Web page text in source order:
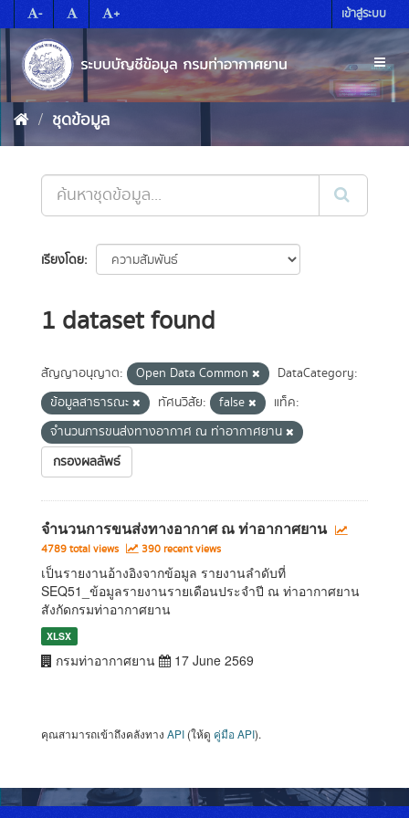
to
content
- + เข้าสู่ระบบ
ชุดข้อมูล
เรียงโดย
1 dataset found
สัญญาอนุญาต: Open Data Common
DataCategory:
ข้อมูลสาธารณะ
ทัศนวิสัย: false
แท็ค:
จำนวนการขนส่งทางอากาศ ณ ท่าอากาศยาน
กรองผลลัพธ์
จำนวนการขนส่งทางอากาศ ณ ท่าอากาศยาน
4789 total views 390 recent views
เป็นรายงานอ้างอิงจากข้อมูล รายงานลำดับที่
SEQ51_ข้อมูลรายงานรายเดือนประจำปี ณ ท่าอากาศยาน
สังกัดกรมท่าอากาศยาน
XLSX
กรมท่าอากาศยาน 17 June 2569
คุณสามารถเข้าถึงคลังทาง API (ให้ดู คู่มือ API).